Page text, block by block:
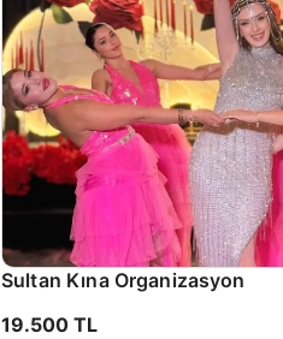
Sultan Kına Organizasyon
19.500 TL